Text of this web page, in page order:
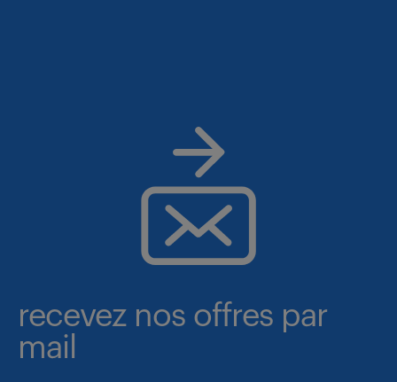
recevez nos offres par
mail